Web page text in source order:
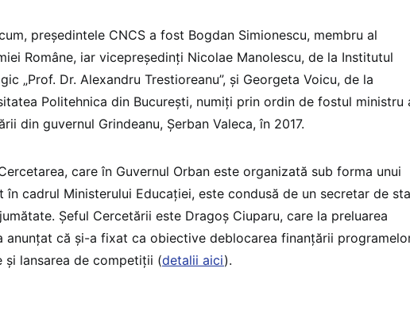
președintele CNCS a fost Bogdan Simionescu, membru al
Române, iar vicepreședinți Nicolae Manolescu, de la Institutul
„Prof. Dr. Alexandru Trestioreanu”, și Georgeta Voicu, de la
Politehnica din București, numiți prin ordin de fostul ministru
din guvernul Grindeanu, Șerban Valeca, în 2017.
care în Guvernul Orban este organizată sub forma unui
în cadrul Ministerului Educației, este condusă de un secretar de
Șeful Cercetării este Dragoș Ciuparu, care la preluarea
anunțat că și-a fixat ca obiective deblocarea finanțării
și lansarea de competiții (detalii aici).